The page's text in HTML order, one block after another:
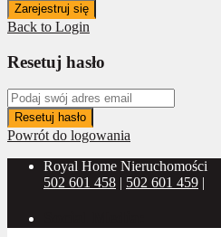
Zarejestruj się
Back to Login
Resetuj hasło
Resetuj hasło
Powrót do logowania
Royal Home Nieruchomości
502 601 458 | 502 601 459 |